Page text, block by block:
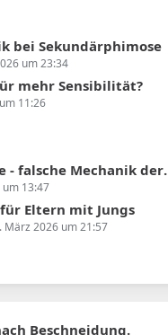
bei Sekundärphimose
um 23:34
mehr Sensibilität?
11:26
Mechanik der SB?
um 13:47
Eltern mit Jungs
März 2026 um 21:57
Beschneidung.